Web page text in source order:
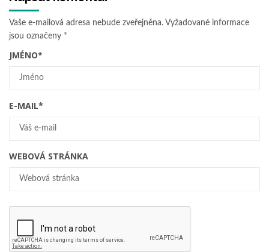
Vaše e-mailová adresa nebude zveřejněna. Vyžadované informace
jsou označeny *
JMÉNO*
E-MAIL*
WEBOVÁ STRÁNKA